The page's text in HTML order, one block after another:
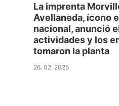
La imprenta
Avellaneda, ícono
nacional, anunció
actividades y los
tomaron la planta
26. 02. 2025